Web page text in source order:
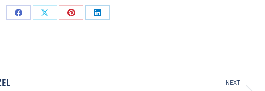
Share Share Share Share
NEXT